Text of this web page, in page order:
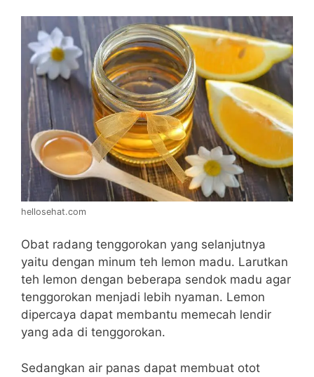
hellosehat.com
Obat radang tenggorokan yang selanjutnya
yaitu dengan minum teh lemon madu. Larutkan
teh lemon dengan beberapa sendok madu agar
tenggorokan menjadi lebih nyaman. Lemon
dipercaya dapat membantu memecah lendir
yang ada di tenggorokan.
Sedangkan air panas dapat membuat otot